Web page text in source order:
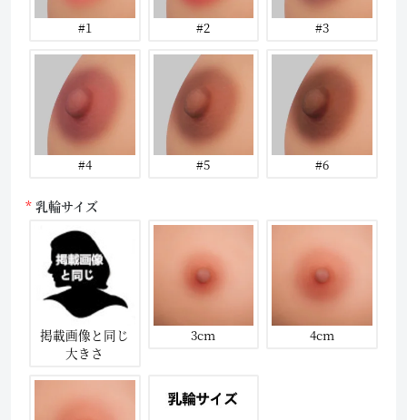
#1 #2 #3
#4 #5 #6
乳輪サイズ
掲載画像と同じ
大きさ
3cm 4cm